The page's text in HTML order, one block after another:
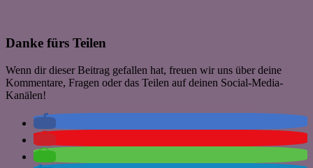
Danke fürs Teilen
Wenn dir dieser Beitrag gefallen hat, freuen wir uns über deine
Kommentare, Fragen oder das Teilen auf deinen Social-Media-
Kanälen!